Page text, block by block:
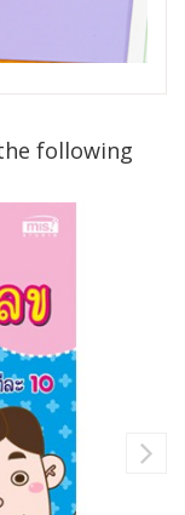
following